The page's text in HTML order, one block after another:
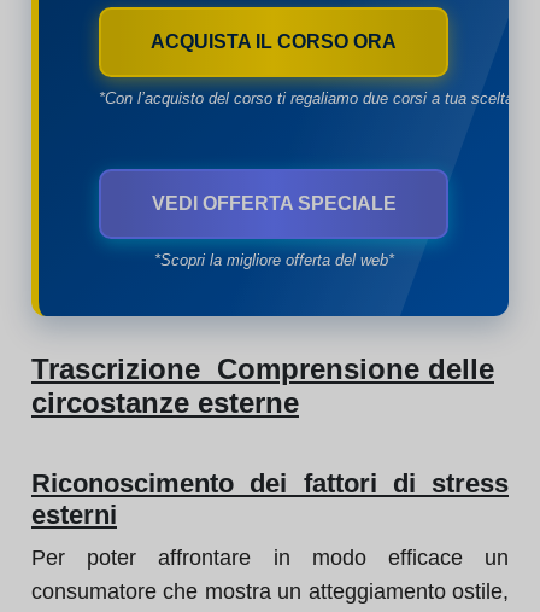
ACQUISTA IL CORSO ORA
*Con l’acquisto del corso ti regaliamo due corsi a tua scelta*
VEDI OFFERTA SPECIALE
*Scopri la migliore offerta del web*
Trascrizione Comprensione delle
circostanze esterne
Riconoscimento dei fattori di stress
esterni
Per poter affrontare in modo efficace un
consumatore che mostra un atteggiamento ostile,